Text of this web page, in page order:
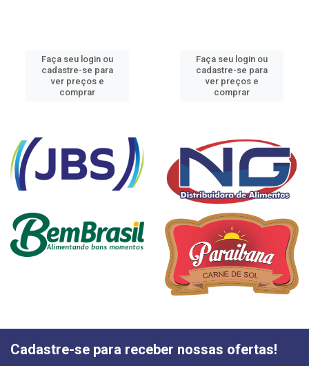
Faça seu login ou
cadastre-se para
ver preços e
comprar
Faça seu login ou
cadastre-se para
ver preços e
comprar
Cadastre-se para receber nossas ofertas!